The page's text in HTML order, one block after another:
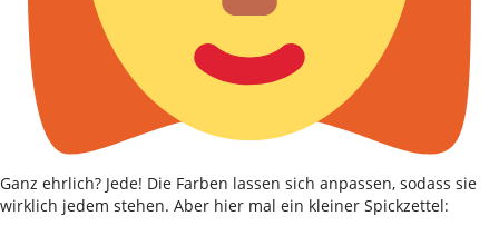
Ganz ehrlich? Jede! Die Farben lassen sich anpassen, sodass sie
wirklich jedem stehen. Aber hier mal ein kleiner Spickzettel: